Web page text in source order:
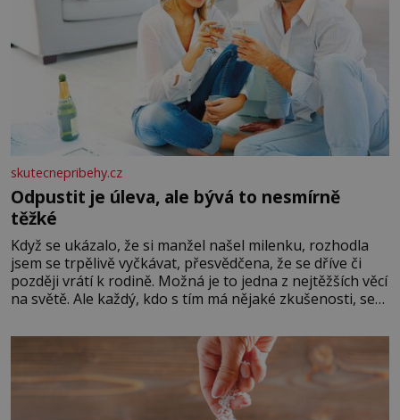
skutecnepribehy.cz
Odpustit je úleva, ale bývá to nesmírně
těžké
Když se ukázalo, že si manžel našel milenku, rozhodla
jsem se trpělivě vyčkávat, přesvědčena, že se dříve či
později vrátí k rodině. Možná je to jedna z nejtěžších věcí
na světě. Ale každý, kdo s tím má nějaké zkušenosti, se
Když se ke mně doneslo, že si manžel pořídil milenku,